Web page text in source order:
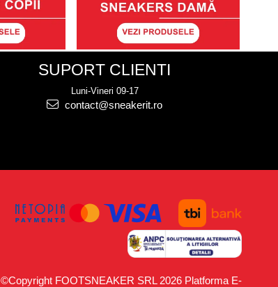
SUPORT CLIENTI
Luni-Vineri 09-17
contact@sneakerit.ro
©Copyright FOOTSNEAKER SRL 2026 Platforma E-